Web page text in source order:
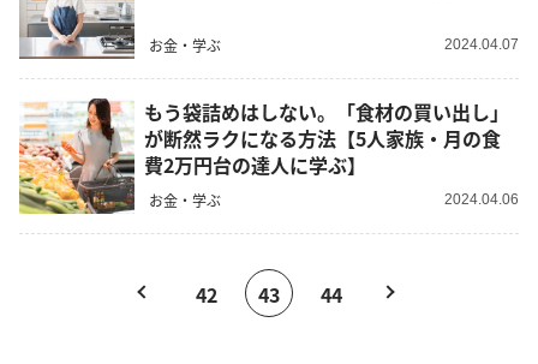
お金・学ぶ 2024.04.07
もう袋詰めはしない。「食材の買い出し」
が断然ラクになる方法【5人家族・月の食
費2万円台の達人に学ぶ】
お金・学ぶ 2024.04.06
42 43 44